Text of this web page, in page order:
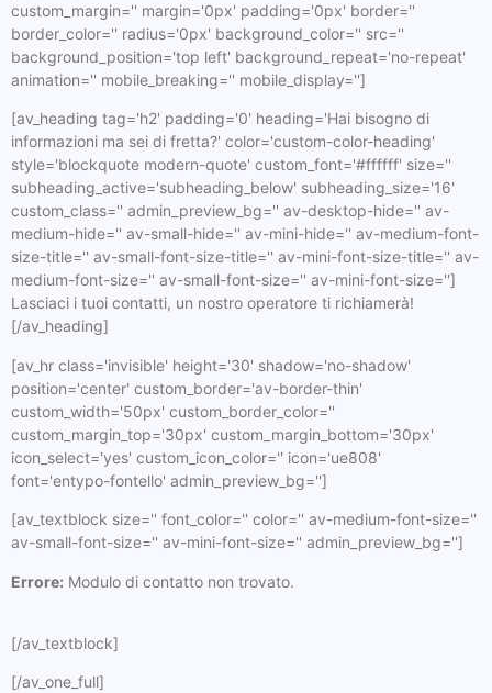
custom_margin='' margin='0px' padding='0px' border=''
border_color='' radius='0px' background_color='' src=''
background_position='top left' background_repeat='no-repeat'
animation='' mobile_breaking='' mobile_display='']
[av_heading tag='h2' padding='0' heading='Hai bisogno di
informazioni ma sei di fretta?' color='custom-color-heading'
style='blockquote modern-quote' custom_font='#ffffff' size=''
subheading_active='subheading_below' subheading_size='16'
custom_class='' admin_preview_bg='' av-desktop-hide='' av-
medium-hide='' av-small-hide='' av-mini-hide='' av-medium-font-
size-title='' av-small-font-size-title='' av-mini-font-size-title='' av-
medium-font-size='' av-small-font-size='' av-mini-font-size='']
Lasciaci i tuoi contatti, un nostro operatore ti richiamerà!
[/av_heading]
[av_hr class='invisible' height='30' shadow='no-shadow'
position='center' custom_border='av-border-thin'
custom_width='50px' custom_border_color=''
custom_margin_top='30px' custom_margin_bottom='30px'
icon_select='yes' custom_icon_color='' icon='ue808'
font='entypo-fontello' admin_preview_bg='']
[av_textblock size='' font_color='' color='' av-medium-font-size=''
av-small-font-size='' av-mini-font-size='' admin_preview_bg='']
Errore: Modulo di contatto non trovato.
[/av_textblock]
[/av_one_full]